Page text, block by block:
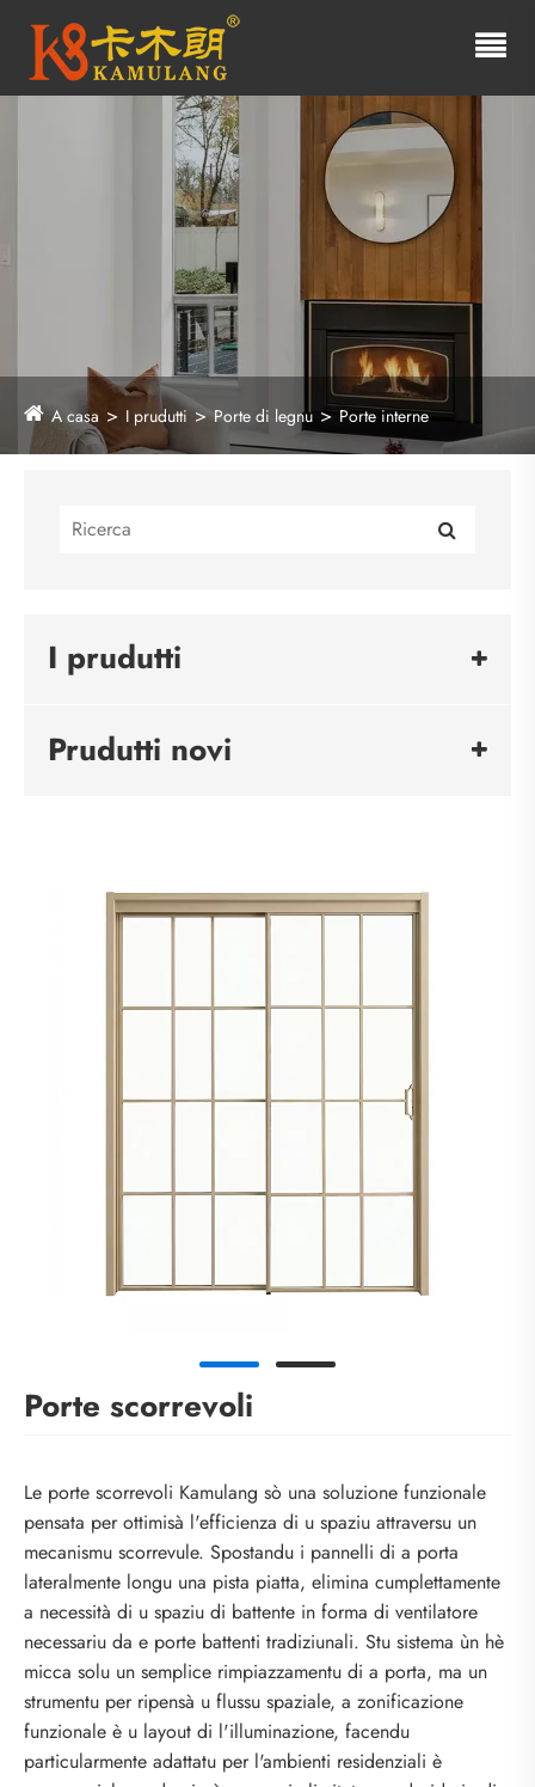
A casa I prudutti Porte di legnu Porte interne
I prudutti
Prudutti novi
Porte scorrevoli
Le porte scorrevoli Kamulang sò una soluzione funzionale
pensata per ottimisà l'efficienza di u spaziu attraversu un
mecanismu scorrevule. Spostandu i pannelli di a porta
lateralmente longu una pista piatta, elimina cumplettamente
a necessità di u spaziu di battente in forma di ventilatore
necessariu da e porte battenti tradiziunali. Stu sistema ùn hè
micca solu un semplice rimpiazzamentu di a porta, ma un
strumentu per ripensà u flussu spaziale, a zonificazione
funzionale è u layout di l'illuminazione, facendu
particularmente adattatu per l'ambienti residenziali è